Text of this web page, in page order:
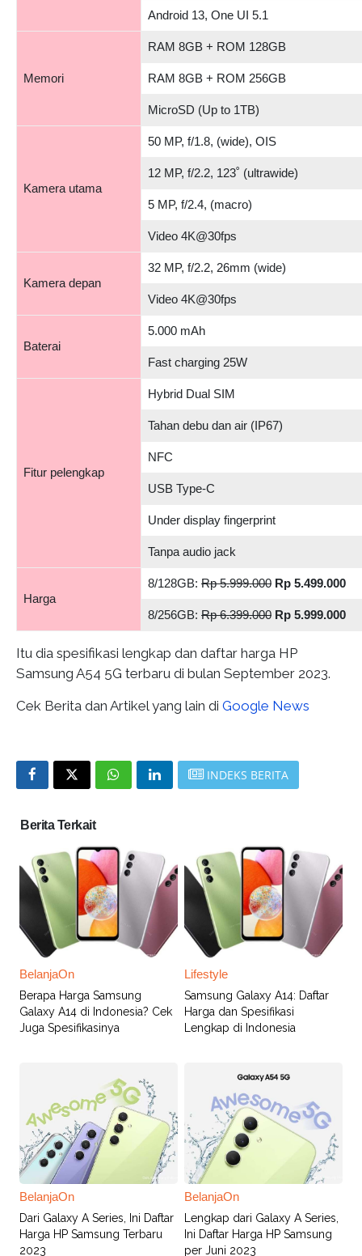
Android 13, One UI 5.1
Memori
RAM 8GB + ROM 128GB
RAM 8GB + ROM 256GB
MicroSD (Up to 1TB)
Kamera utama
50 MP, f/1.8, (wide), OIS
12 MP, f/2.2, 123˚ (ultrawide)
5 MP, f/2.4, (macro)
Video 4K@30fps
Kamera depan
32 MP, f/2.2, 26mm (wide)
Video 4K@30fps
Baterai
5.000 mAh
Fast charging 25W
Fitur pelengkap
Hybrid Dual SIM
Tahan debu dan air (IP67)
NFC
USB Type-C
Under display fingerprint
Tanpa audio jack
Harga
8/128GB: Rp 5.999.000 Rp 5.499.000
8/256GB: Rp 6.399.000 Rp 5.999.000
Itu dia spesifikasi lengkap dan daftar harga HP
Samsung A54 5G terbaru di bulan September 2023.
Cek Berita dan Artikel yang lain di Google News
INDEKS BERITA
Berita Terkait
BelanjaOn
Berapa Harga Samsung
Galaxy A14 di Indonesia? Cek
Juga Spesifikasinya
Lifestyle
Samsung Galaxy A14: Daftar
Harga dan Spesifikasi
Lengkap di Indonesia
BelanjaOn
Dari Galaxy A Series, Ini Daftar
Harga HP Samsung Terbaru
2023
BelanjaOn
Lengkap dari Galaxy A Series,
Ini Daftar Harga HP Samsung
per Juni 2023